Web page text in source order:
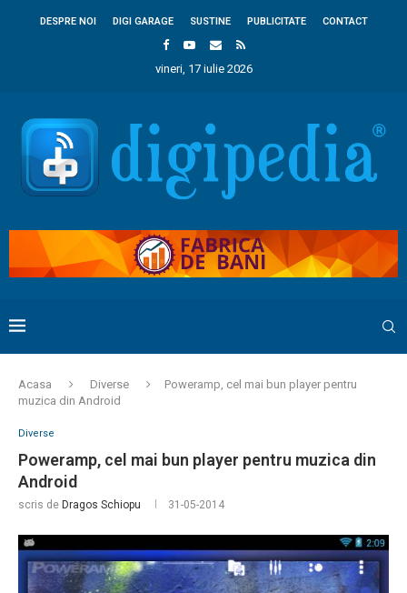
DESPRE NOI DIGI GARAGE SUSTINE PUBLICITATE CONTACT
vineri, 17 iulie 2026
Acasa Diverse
Poweramp, cel mai bun player pentru
muzica din Android
Diverse
Poweramp, cel mai bun player pentru muzica din
Android
scris de Dragos Schiopu 31-05-2014